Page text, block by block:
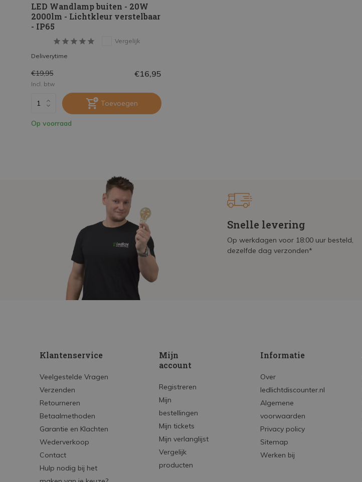
LED Wandlamp buiten - 20W
2000lm - Lichtkleur verstelbaar
- IP65
Vergelijk
Deliverytime
€19,95 €16,95
Incl. btw
Toevoegen
Op voorraad
Snelle levering
Op werkdagen voor 18:00 uur besteld,
dezelfde dag verzonden*
Klantenservice
Veelgestelde Vragen
Verzenden
Retourneren
Betaalmethoden
Garantie en Klachten
Wederverkoop
Contact
Hulp nodig bij het
Mijn
account
Registreren
Mijn
bestellingen
Mijn tickets
Mijn verlanglijst
Vergelijk
producten
Informatie
Over
ledlichtdiscounter.nl
Algemene
voorwaarden
Privacy policy
Sitemap
Werken bij